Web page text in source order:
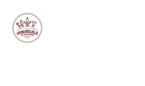
contenu